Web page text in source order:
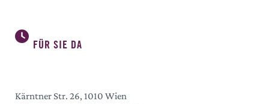
FÜR SIE DA
Kärntner Str. 26, 1010 Wien